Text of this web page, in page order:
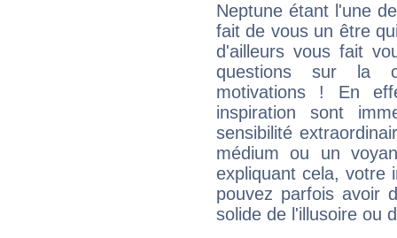
Neptune étant l'une
fait de vous un être
d'ailleurs vous fait
questions sur la
motivations ! En
inspiration sont
sensibilité
médium ou un
expliquant cela, votre
pouvez parfois avoir
solide de l'illusoire ou